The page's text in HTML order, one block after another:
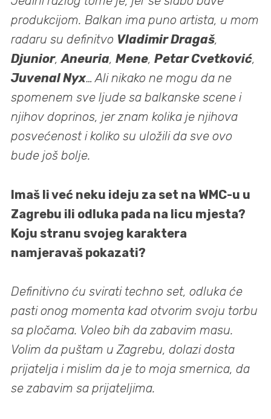
produkcijom. Balkan ima puno artista, u mom
radaru su definitvo Vladimir Dragaš,
Djunior,Aneuria, Mene, Petar Cvetković,
Juvenal Nyx… Ali nikako ne mogu da ne
spomenem sve ljude sa balkanske scene i
njihov doprinos, jer znam kolika je njihova
posvećenost i koliko su uložili da sve ovo
bude još bolje.
Imaš li već neku ideju za set na WMC-u u
Zagrebu ili odluka pada na licu mjesta?
Koju stranu svojeg karaktera
namjeravaš pokazati?
Definitivno ću svirati techno set, odluka će
pasti onog momenta kad otvorim svoju torbu
sa pločama. Voleo bih da zabavim masu.
Volim da puštam u Zagrebu, dolazi dosta
prijatelja i mislim da je to moja smernica, da
se zabavim sa prijateljima.